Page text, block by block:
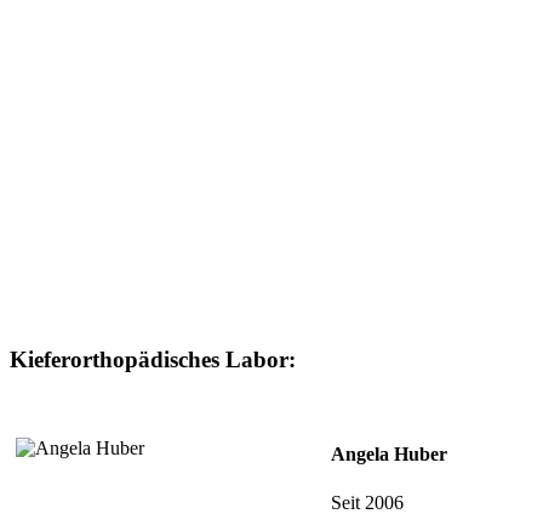
Kieferorthopädisches Labor:
Angela Huber
Seit 2006